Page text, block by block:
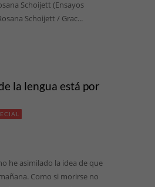
Schoijett (Ensayos
Schoijett / Grac...
la lengua está por
he asimilado la idea de que
Como si morirse no